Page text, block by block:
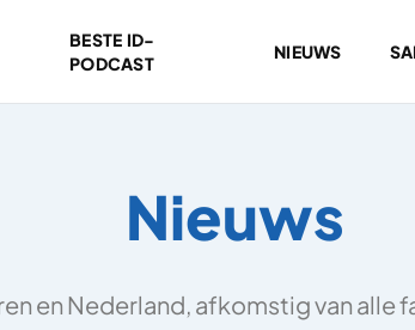
BESTE ID-
PODCAST
NIEUWS
Nieuws
en Nederland, afkomstig van alle